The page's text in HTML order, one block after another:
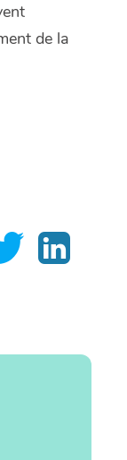
de la